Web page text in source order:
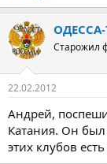
ОДЕССА-
Старожил
22.02.2012
Андрей,
Катания. Он
этих клубов есть